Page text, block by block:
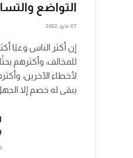
التواضع
27 مايو، 2022
إن أكثر الناس وعيًا
للمخالف، وأكثرهم
لأخطاء الآخرين،
يبقى له خصم إلا
16